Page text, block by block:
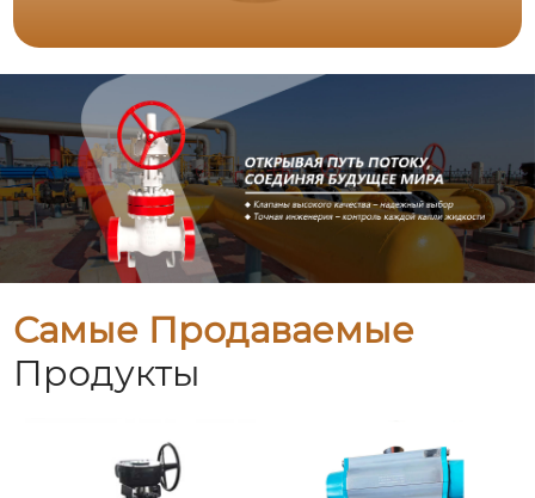
Самые Продаваемые
Продукты